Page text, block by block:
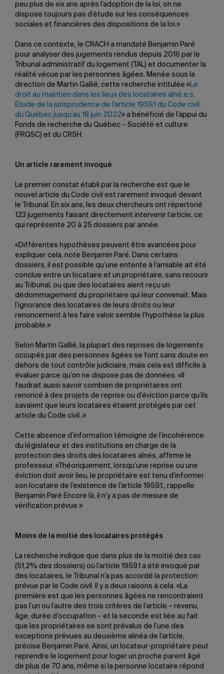
peu plus de six ans après l’adoption de la loi, on ne
dispose toujours pas d’étude sur les conséquences
sociales et financières des dispositions de la loi.»
Dans ce contexte, le CRACH a mandaté Benjamin Paré
pour analyser des jugements rendus depuis 2016 par le
Tribunal administratif du logement (TAL) et documenter la
réalité vécue par les personnes âgées. Menée sous la
direction de Martin Gallié, cette recherche intitulée «Le
droit au maintien dans les lieux des locataires aîné.e.s.
Étude de la jurisprudence de l’article 1959.1 du Code civil
du Québec jusqu’au 18 juin 2022» a bénéficié de l’appui du
Fonds de recherche du Québec – Société et culture
(FRQSC) et du CRSH.
Un article rarement invoqué
Le premier constat établi par la recherche est que le
nouvel article du Code civil est rarement invoqué devant
le Tribunal. En six ans, les deux chercheurs ont répertorié
123 jugements faisant directement intervenir l’article, ce
qui représente 20 à 25 dossiers par année.
«Différentes hypothèses peuvent être avancées pour
expliquer cela, note Benjamin Paré. Dans certains
dossiers, il est possible qu’une entente à l’amiable ait été
conclue entre un locataire et un propriétaire, sans recourir
au Tribunal, ou que des locataires aient reçu un
dédommagement du propriétaire qui leur convenait. Mais
l’ignorance des locataires de leurs droits ou leur
renoncement à les faire valoir semble l’hypothèse la plus
probable.»
Selon Martin Gallié, la plupart des reprises de logements
occupés par des personnes âgées se font sans doute en
dehors de tout contrôle judiciaire, mais cela est difficile à
évaluer parce qu’on ne dispose pas de données. «Il
faudrait aussi savoir combien de propriétaires ont
renoncé à des projets de reprise ou d’éviction parce qu’ils
savaient que leurs locataires étaient protégés par cet
article du Code civil..»
Cette absence d’information témoigne de l’incohérence
du législateur et des institutions en charge de la
protection des droits des locataires aînés, affirme le
professeur. «Théoriquement, lorsqu’une reprise ou une
éviction doit avoir lieu, le propriétaire est tenu d’informer
son locataire de l’existence de l’article 1959.1., rappelle
Benjamin Paré Encore là, il n’y a pas de mesure de
vérification prévue.»
Moins de la moitié des locataires protégés
La recherche indique que dans plus de la moitié des cas
(51,2% des dossiers) où l’article 1959.1 a été invoqué par
des locataires, le Tribunal n’a pas accordé la protection
prévue par le Code civil. Il y a deux raisons à cela. «La
première est que les personnes âgées ne rencontraient
pas l’un ou l’autre des trois critères de l’article – revenu,
âge, durée d’occupation – et la seconde est liée au fait
que les propriétaires se sont prévalus de l’une des
exceptions prévues au deuxième alinéa de l’article,
précise Benjamin Paré. Ainsi, un locateur-propriétaire peut
reprendre le logement pour loger un proche parent âgé
de plus de 70 ans, même si la personne locataire répond